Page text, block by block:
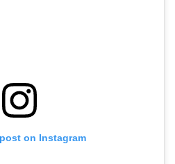
on Instagram